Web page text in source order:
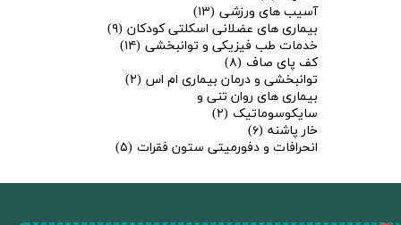
آسیب های ورزشی (۱۳)
بیماری های عضلانی اسکلتی کودکان (۹)
خدمات طب فیزیکی و توانبخشی (۱۴)
کف پای صاف (۸)
توانبخشی و درمان بیماری ام اس (۲)
بیماری های روان تنی و
سایکوسوماتیک (۲)
خار پاشنه (۶)
انحرافات و دفورمیتی ستون فقرات (۵)